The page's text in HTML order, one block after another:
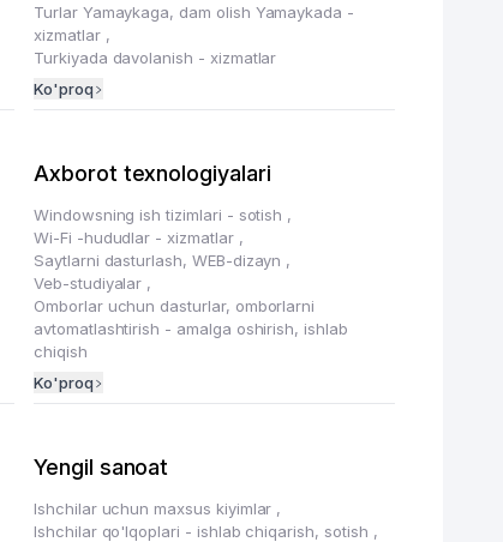
Turlar Yamaykaga, dam olish Yamaykada -
xizmatlar ,
Turkiyada davolanish - xizmatlar
Ko'proq
Axborot texnologiyalari
Windowsning ish tizimlari - sotish ,
Wi-Fi -hududlar - xizmatlar ,
Saytlarni dasturlash, WEB-dizayn ,
Veb-studiyalar ,
Omborlar uchun dasturlar, omborlarni
avtomatlashtirish - amalga oshirish, ishlab
chiqish
Ko'proq
Yengil sanoat
Ishchilar uchun maxsus kiyimlar ,
Ishchilar qo'lqoplari - ishlab chiqarish, sotish ,